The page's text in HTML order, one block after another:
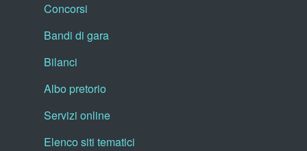
Concorsi
Bandi di gara
Bilanci
Albo pretorio
Servizi online
Elenco siti tematici